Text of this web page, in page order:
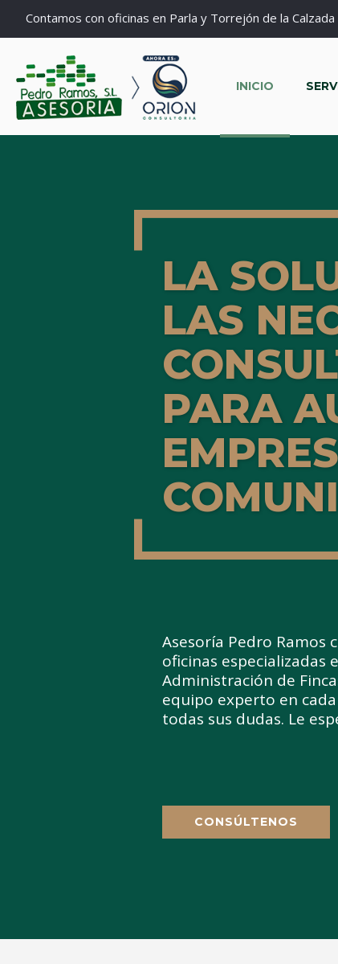
Contamos con oficinas en Parla y Torrejón de la Calzada
INICIO
LA
LAS
PARA
Asesoría Pedro Ramos
oficinas especializadas
Administración de
equipo experto en
todas sus dudas. Le
CONSÚLTENOS